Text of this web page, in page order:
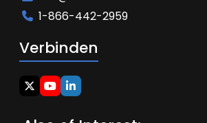
1-866-442-2959
Verbinden